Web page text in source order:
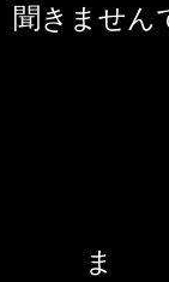
きません
ま